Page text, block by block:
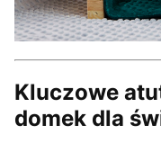
Kluczowe
domek dla